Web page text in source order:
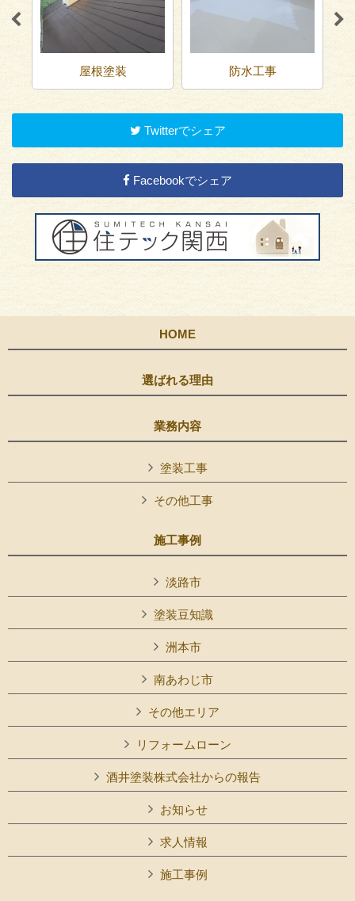
屋根塗装 足場工事
Twitterでシェア
Facebookでシェア
HOME
選ばれる理由
業務内容
塗装工事
その他工事
施工事例
淡路市
塗装豆知識
洲本市
南あわじ市
その他エリア
リフォームローン
酒井塗装株式会社からの報告
お知らせ
求人情報
施工事例